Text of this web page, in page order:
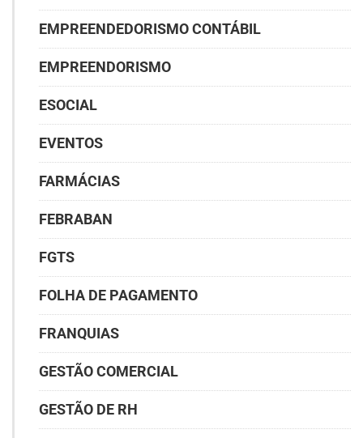
EMPREENDEDORISMO CONTÁBIL
EMPREENDORISMO
ESOCIAL
EVENTOS
FARMÁCIAS
FEBRABAN
FGTS
FOLHA DE PAGAMENTO
FRANQUIAS
GESTÃO COMERCIAL
GESTÃO DE RH